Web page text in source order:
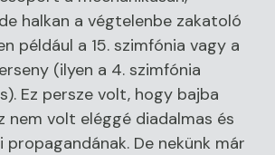
halkan a végtelenbe zakatoló
például a 15. szimfónia vagy a
(ilyen a 4. szimfónia
Ez persze volt, hogy bajba
nem volt eléggé diadalmas és
propagandának. De nekünk már